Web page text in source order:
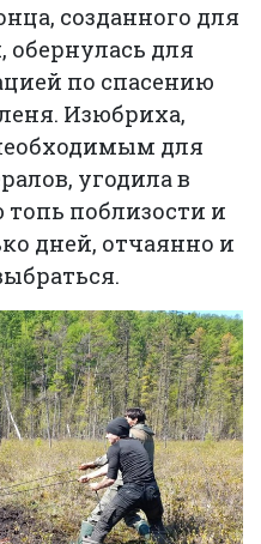
созданного для
для
по спасению
Изюбриха,
для
угодила в
поблизости и
дней, отчаянно и